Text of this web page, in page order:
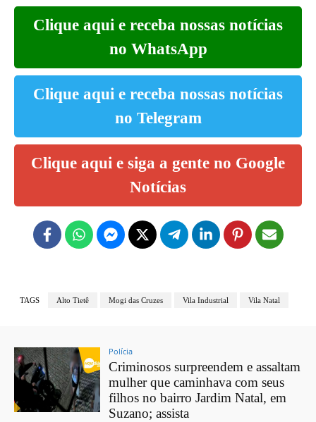
Clique aqui e receba nossas notícias
no WhatsApp
Clique aqui e receba nossas notícias
no Telegram
Clique aqui e siga a gente no Google
Notícias
TAGS Alto Tietê Mogi das Cruzes Vila Industrial Vila Natal
Polícia
Criminosos surpreendem e assaltam
mulher que caminhava com seus
filhos no bairro Jardim Natal, em
Suzano; assista